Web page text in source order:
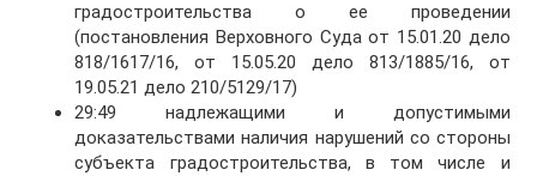
градостроительства о ее проведении
(постановления Верховного Суда от 15.01.20 дело
818/1617/16, от 15.05.20 дело 813/1885/16, от
19.05.21 дело 210/5129/17)
29:49 надлежащими и допустимыми
доказательствами наличия нарушений со стороны
субъекта градостроительства, в том числе и